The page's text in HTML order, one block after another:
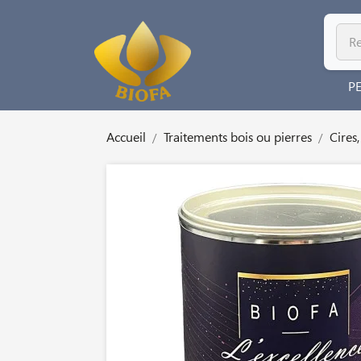
Accueil Traitements bois ou pierres